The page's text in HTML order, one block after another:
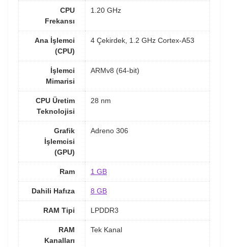
CPU
Frekansı
1.20 GHz
Ana İşlemci
(CPU)
4 Çekirdek, 1.2 GHz Cortex-A53
İşlemci
Mimarisi
ARMv8 (64-bit)
CPU Üretim
Teknolojisi
28 nm
Grafik
İşlemcisi
(GPU)
Adreno 306
Ram 1 GB
Dahili Hafıza 8 GB
RAM Tipi LPDDR3
RAM
Kanalları
Tek Kanal